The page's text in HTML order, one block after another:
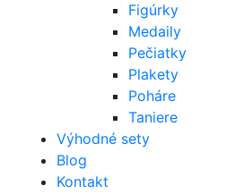
Figúrky
Medaily
Pečiatky
Plakety
Poháre
Taniere
Výhodné sety
Blog
Kontakt